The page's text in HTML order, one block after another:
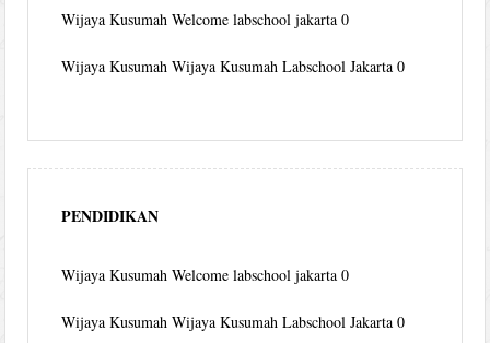
Wijaya Kusumah Welcome labschool jakarta 0
Wijaya Kusumah Wijaya Kusumah Labschool Jakarta 0
PENDIDIKAN
Wijaya Kusumah Welcome labschool jakarta 0
Wijaya Kusumah Wijaya Kusumah Labschool Jakarta 0